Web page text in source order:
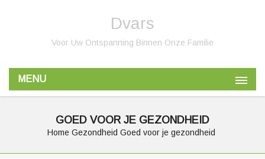
Dvars
Voor Uw Ontspanning Binnen Onze Familie
MENU
GOED VOOR JE GEZONDHEID
Home Gezondheid Goed voor je gezondheid